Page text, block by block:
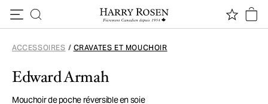
ACCESSOIRES / CRAVATES ET MOUCHOIR
Edward Armah
Mouchoir de poche réversible en soie